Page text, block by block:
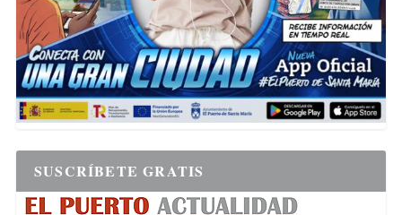
SUSCRÍBETE GRATIS